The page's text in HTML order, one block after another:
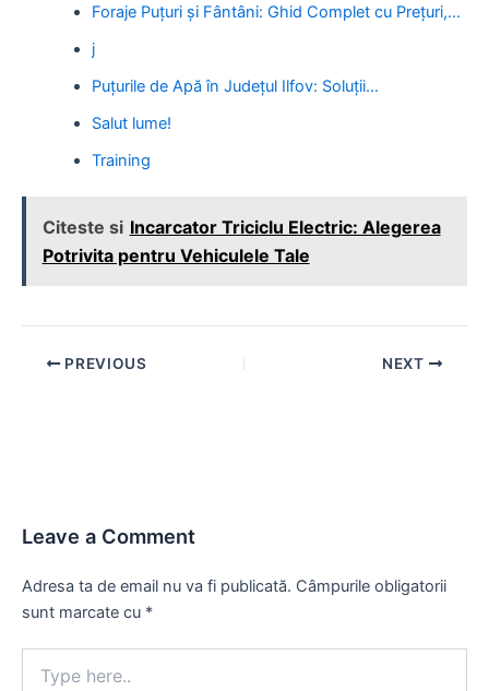
Foraje Puțuri și Fântâni: Ghid Complet cu Prețuri,…
j
Puțurile de Apă în Județul Ilfov: Soluții…
Salut lume!
Training
Citeste si Incarcator Triciclu Electric: Alegerea
Potrivita pentru Vehiculele Tale
Post PREVIOUS NEXT
Leave a Comment
Adresa ta de email nu va fi publicată. Câmpurile obligatorii
sunt marcate cu *
here..